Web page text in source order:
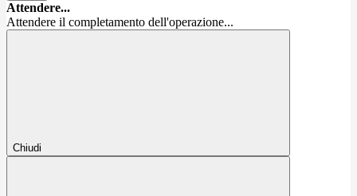
Attendere...
Attendere il completamento dell'operazione...
Chiudi